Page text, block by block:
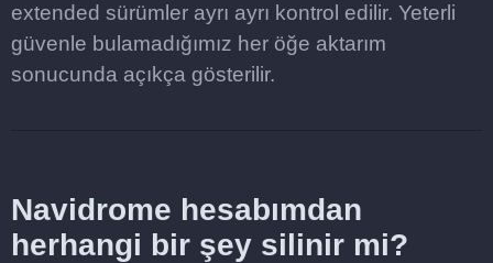
extended sürümler ayrı ayrı kontrol edilir. Yeterli
güvenle bulamadığımız her öğe aktarım
sonucunda açıkça gösterilir.
Navidrome hesabımdan
herhangi bir şey silinir mi?